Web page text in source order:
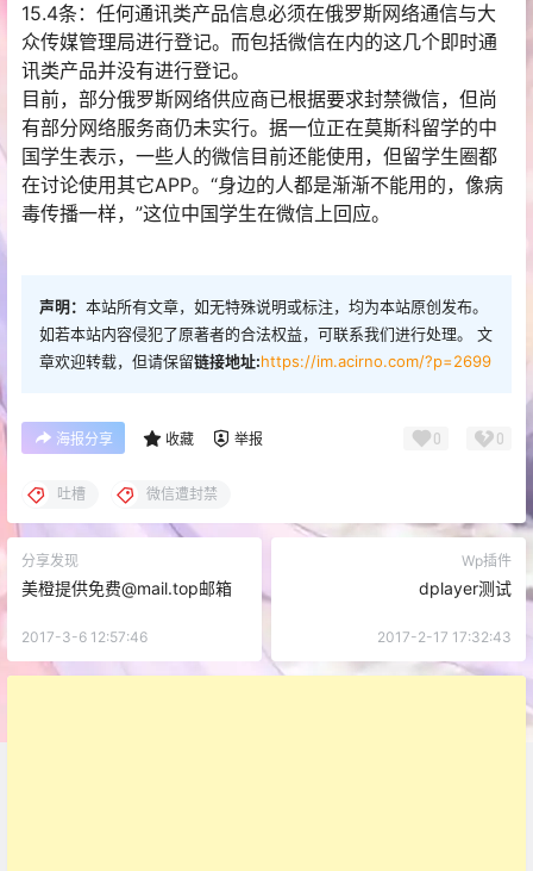
15.4条：任何通讯类产品信息必须在俄罗斯网络通信与大
众传媒管理局进行登记。而包括微信在内的这几个即时通
讯类产品并没有进行登记。
目前，部分俄罗斯网络供应商已根据要求封禁微信，但尚
有部分网络服务商仍未实行。据一位正在莫斯科留学的中
国学生表示，一些人的微信目前还能使用，但留学生圈都
在讨论使用其它APP。“身边的人都是渐渐不能用的，像病
毒传播一样，”这位中国学生在微信上回应。
声明： 本站所有文章，如无特殊说明或标注，均为本站原创发布。
如若本站内容侵犯了原著者的合法权益，可联系我们进行处理。 文
章欢迎转载，但请保留链接地址:https://im.acirno.com/?p=2699
海报分享 收藏 举报 0 0
吐槽 微信遭封禁
分享发现
美橙提供免费@mail.top邮箱
2017-3-6 12:57:46
Wp插件
dplayer测试
2017-2-17 17:32:43